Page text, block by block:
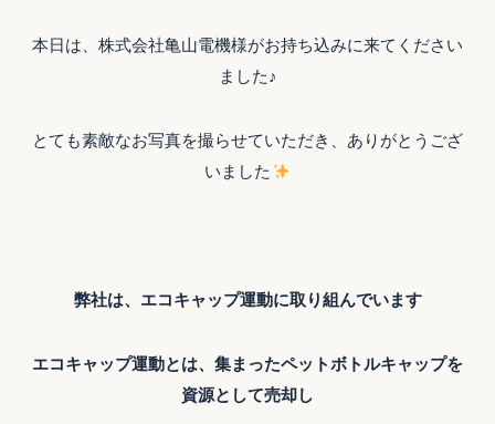
本日は、株式会社亀山電機様がお持ち込みに来てください
ました♪
とても素敵なお写真を撮らせていただき、ありがとうござ
いました
弊社は、エコキャップ運動に取り組んでいます
エコキャップ運動とは、集まったペットボトルキャップを
資源として売却し